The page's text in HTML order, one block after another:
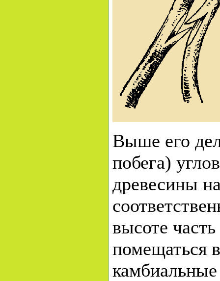
Выше его
побега)
древесины
высоте
помещаться